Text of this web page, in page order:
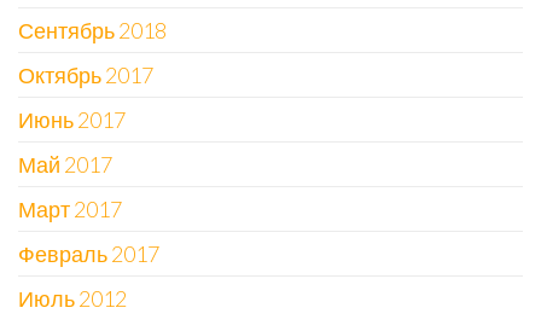
Сентябрь 2018
Октябрь 2017
Июнь 2017
Май 2017
Март 2017
Февраль 2017
Июль 2012